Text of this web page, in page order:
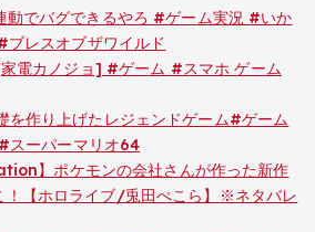
動でバグできるやろ #ゲーム実況 #いか
レスオブザワイルド
電カノジョ] #ゲーム #スマホ ゲーム
を作り上げたレジェンドゲーム#ゲーム
ーパーマリオ64
】ポケモンの会社さんが作った新作
！【ホロライブ/兎田ぺこら】※ネタバレ